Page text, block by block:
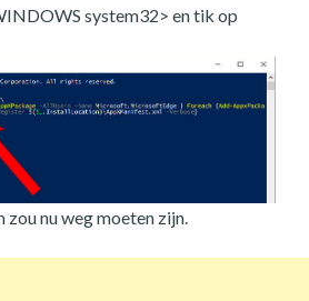
system32> en tik op
nu weg moeten zijn.